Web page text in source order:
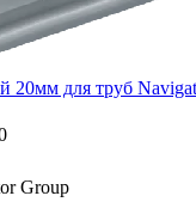
20мм для труб
Group